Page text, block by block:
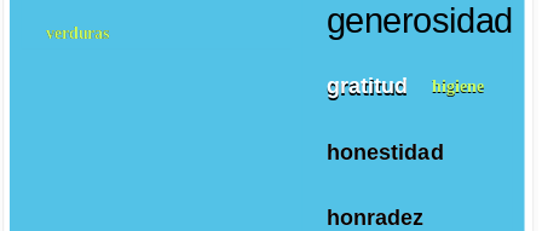
generosidad
gratitud higiene
honestidad
honradez
verduras